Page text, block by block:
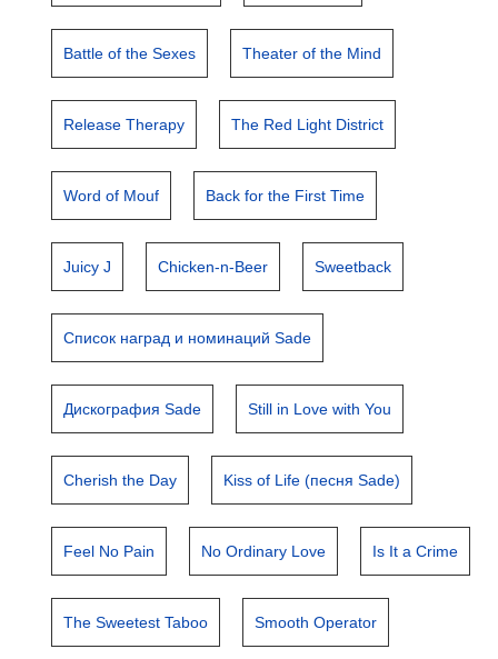
Battle of the Sexes Theater of the Mind
Release Therapy The Red Light District
Word of Mouf Back for the First Time
Juicy J Chicken-n-Beer Sweetback
Список наград и номинаций Sade
Дискография Sade Still in Love with You
Cherish the Day Kiss of Life (песня Sade)
Feel No Pain No Ordinary Love Is It a Crime
The Sweetest Taboo Smooth Operator